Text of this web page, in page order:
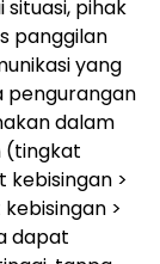
pihak
panggilan
yang
pengurangan
dalam
(tingkat
kebisingan >
>
dapat